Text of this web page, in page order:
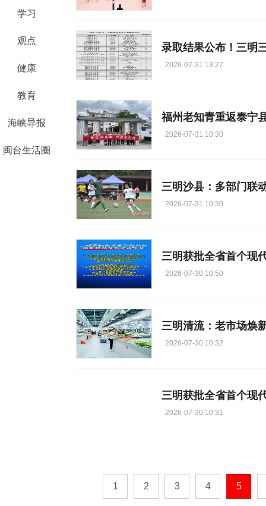
学习
观点
健康
教育
海峡导报
闽台生活圈
录取结果公布！三明
2026-07-31 13:27
福州老知青重返泰宁
2026-07-31 10:30
三明沙县：多部门联
2026-07-31 10:30
三明获批全省首个现
2026-07-30 10:50
三明清流：老市场焕
2026-07-30 10:32
2026-07-30 10:31
1 2 3 4 5